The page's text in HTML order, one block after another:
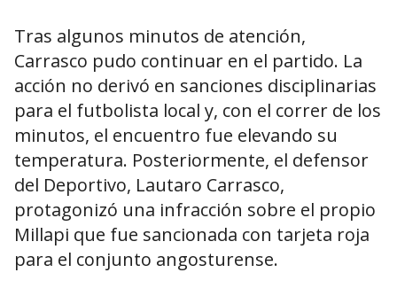
Tras algunos minutos de atención,
Carrasco pudo continuar en el partido. La
acción no derivó en sanciones disciplinarias
para el futbolista local y, con el correr de los
minutos, el encuentro fue elevando su
temperatura. Posteriormente, el defensor
del Deportivo, Lautaro Carrasco,
protagonizó una infracción sobre el propio
Millapi que fue sancionada con tarjeta roja
para el conjunto angosturense.